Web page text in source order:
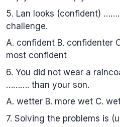
5. Lan looks (confident)
challenge.
A. confident B. confidenter
most confident
6. You did not wear a
………. than your son.
A. wetter B. more wet C.
7. Solving the problems is